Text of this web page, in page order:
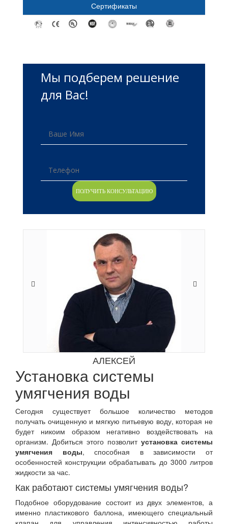
Сертификаты
Мы подберем решение
для Вас!
АЛЕКСЕЙ
Установка системы
умягчения воды
Сегодня существует большое количество методов
получать очищенную и мягкую питьевую воду, которая не
будет никоим образом негативно воздействовать на
организм. Добиться этого позволит установка системы
умягчения воды, способная в зависимости от
особенностей конструкции обрабатывать до 3000 литров
жидкости за час.
Как работают системы умягчения воды?
Подобное оборудование состоит из двух элементов, а
именно пластикового баллона, имеющего специальный